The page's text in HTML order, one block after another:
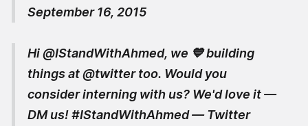
September 16, 2015
Hi@IStandWithAhmed, we 💙 building
things at@twittertoo. Would you
consider interning with us? We'd love it —
DM us!#IStandWithAhmed— Twitter